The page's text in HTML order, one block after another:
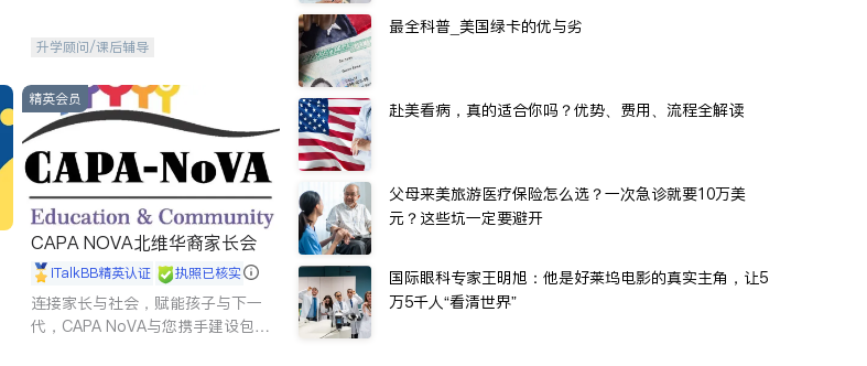
升学顾问/课后辅导
精英会员
CAPA NOVA北维华裔家长会
iTalkBB精英认证 执照已核实
连接家长与社会，赋能孩子与下一
代，CAPA NoVA与您携手建设包
最全科普_美国绿卡的优与劣
赴美看病，真的适合你吗？优势、费用、流程全解读
父母来美旅游医疗保险怎么选？一次急诊就要10万美
元？这些坑一定要避开
国际眼科专家王明旭：他是好莱坞电影的真实主角，让5
万5千人“看清世界”